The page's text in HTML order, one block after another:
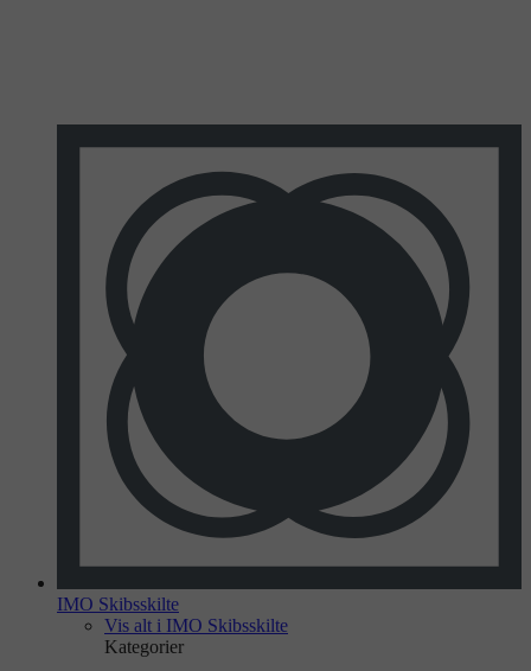
IMO Skibsskilte
Vis alt i IMO Skibsskilte
Kategorier